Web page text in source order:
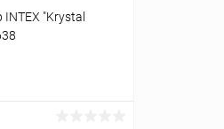
"Krystal